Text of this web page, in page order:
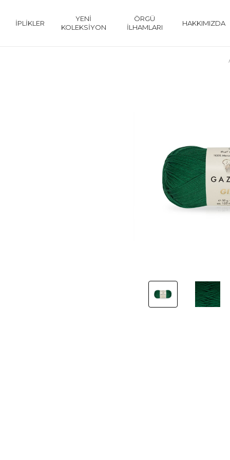
İPLİKLER
YENİ
KOLEKSİYON
ÖRGÜ
İLHAMLARI
HAKKIMIZDA